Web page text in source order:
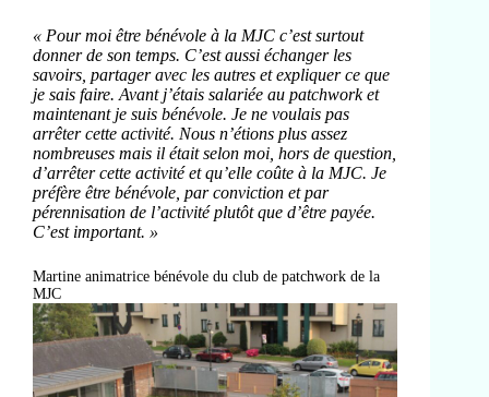
« Pour moi être bénévole à la MJC c’est surtout
donner de son temps. C’est aussi échanger les
savoirs, partager avec les autres et expliquer ce que
je sais faire. Avant j’étais salariée au patchwork et
maintenant je suis bénévole. Je ne voulais pas
arrêter cette activité. Nous n’étions plus assez
nombreuses mais il était selon moi, hors de question,
d’arrêter cette activité et qu’elle coûte à la MJC. Je
préfère être bénévole, par conviction et par
pérennisation de l’activité plutôt que d’être payée.
C’est important. »
Martine animatrice bénévole du club de patchwork de la
MJC